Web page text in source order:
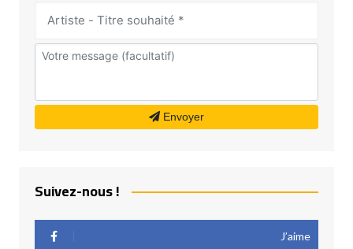
Envoyer
Suivez-nous !
J’aime